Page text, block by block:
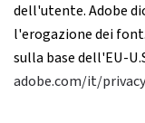
dell'utente. Adobe
l'erogazione dei
sulla base dell'EU-
adobe.com/it/